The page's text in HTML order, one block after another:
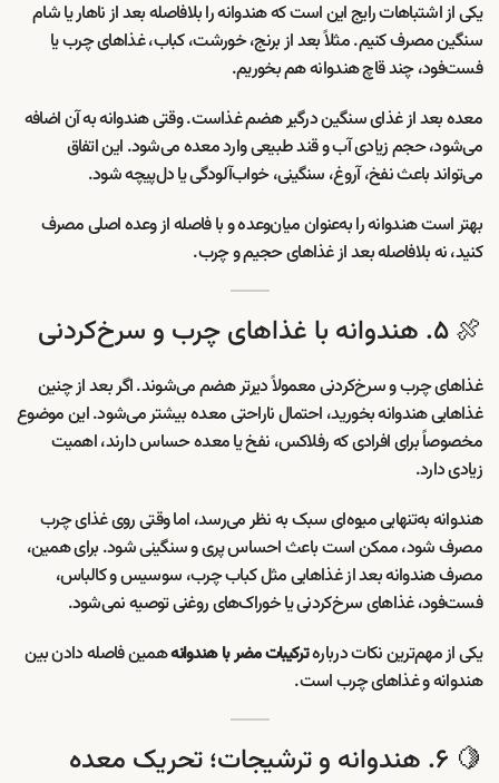
یکی از اشتباهات رایج این است که هندوانه را بلافاصله بعد از ناهار یا شام
سنگین مصرف کنیم. مثلاً بعد از برنج، خورشت، کباب، غذاهای چرب یا
فست‌فود، چند قاچ هندوانه هم بخوریم.
معده بعد از غذای سنگین درگیر هضم غذاست. وقتی هندوانه به آن اضافه
می‌شود، حجم زیادی آب و قند طبیعی وارد معده می‌شود. این اتفاق
می‌تواند باعث نفخ، آروغ، سنگینی، خواب‌آلودگی یا دل‌پیچه شود.
بهتر است هندوانه را به‌عنوان میان‌وعده و با فاصله از وعده اصلی مصرف
کنید، نه بلافاصله بعد از غذاهای حجیم و چرب.
🍖 ۵. هندوانه با غذاهای چرب و سرخ‌کردنی
غذاهای چرب و سرخ‌کردنی معمولاً دیرتر هضم می‌شوند. اگر بعد از چنین
غذاهایی هندوانه بخورید، احتمال ناراحتی معده بیشتر می‌شود. این موضوع
مخصوصاً برای افرادی که رفلاکس، نفخ یا معده حساس دارند، اهمیت
زیادی دارد.
هندوانه به‌تنهایی میوه‌ای سبک به نظر می‌رسد، اما وقتی روی غذای چرب
مصرف شود، ممکن است باعث احساس پری و سنگینی شود. برای همین،
مصرف هندوانه بعد از غذاهایی مثل کباب چرب، سوسیس و کالباس،
فست‌فود، غذاهای سرخ‌کردنی یا خوراک‌های روغنی توصیه نمی‌شود.
یکی از مهم‌ترین نکات دربارهترکیبات مضر با هندوانههمین فاصله دادن بین
هندوانه و غذاهای چرب است.
🍋 ۶. هندوانه و ترشیجات؛ تحریک معده